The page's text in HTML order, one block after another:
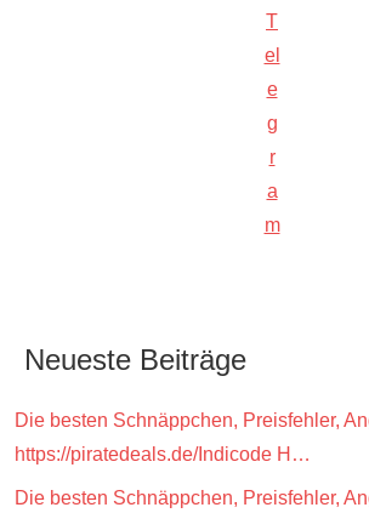
T
el
e
g
r
a
m
Neueste Beiträge
Die besten Schnäppchen, Preisfehler,
https://piratedeals.de/Indicode H…
Die besten Schnäppchen, Preisfehler,